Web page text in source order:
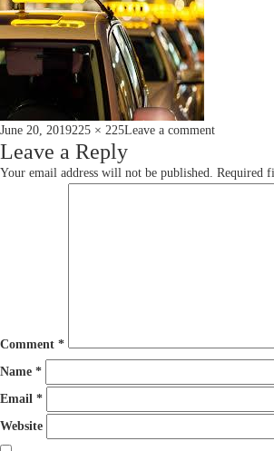
Posted
on
June 20, 2019Full
size
225 × 225Leave a commenton
4011-
Leave a Reply
Your email address will not be published. Required
Comment *
Name *
Email *
Website